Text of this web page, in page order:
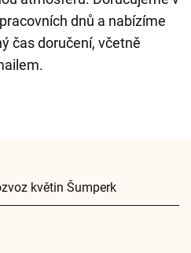
dnů a nabízíme
čas doručení, včetně
květin Šumperk